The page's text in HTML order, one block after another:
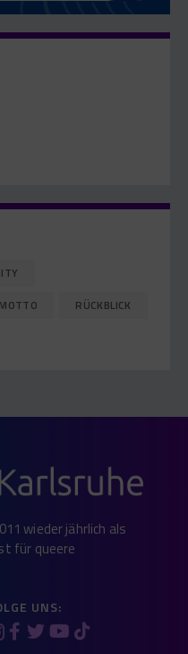
MOTTO
RÜCKBLICK
wieder jährlich als
für queere
UNS: